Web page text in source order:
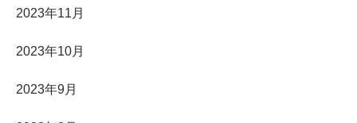
2023年11月
2023年10月
2023年9月